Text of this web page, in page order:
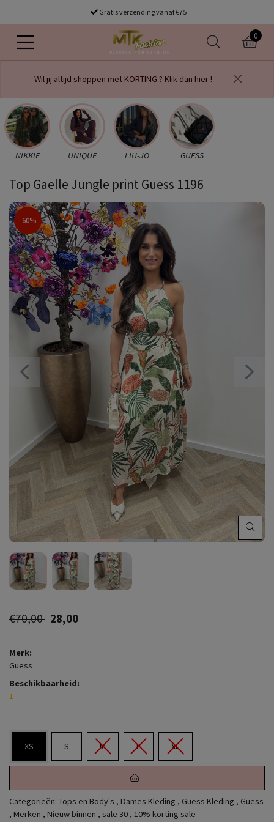
Gratis verzending vanaf €75
0
Wil jij altijd shoppen met KORTING ? Klik dan hier !
NIKKIE UNIQUE LIU-JO GUESS
Top Gaelle Jungle print Guess 1196
-60%
€70,00 28,00
Merk:
Guess
Beschikbaarheid:
1
XS S M L XL
Categorieën: Tops en Body's , Dames Kleding , Guess Kleding , Guess
, Merken , Nieuw binnen , sale 30 , 10% korting sale